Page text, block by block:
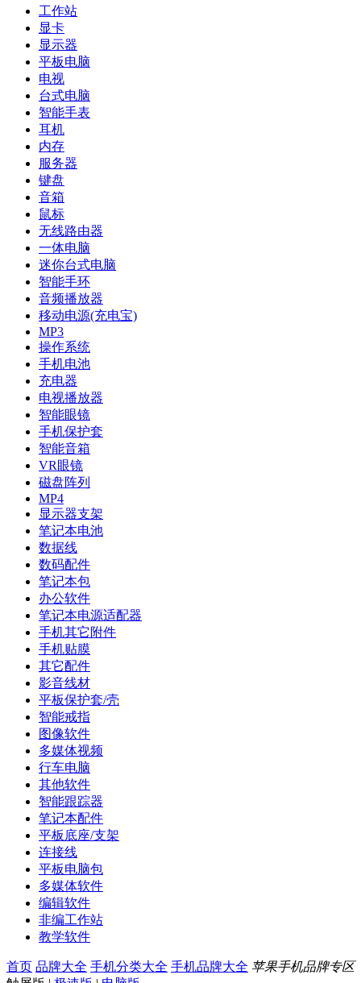
工作站
显卡
显示器
平板电脑
电视
台式电脑
智能手表
耳机
内存
服务器
键盘
音箱
鼠标
无线路由器
一体电脑
迷你台式电脑
智能手环
音频播放器
移动电源(充电宝)
MP3
操作系统
手机电池
充电器
电视播放器
智能眼镜
手机保护套
智能音箱
VR眼镜
磁盘阵列
MP4
显示器支架
笔记本电池
数据线
数码配件
笔记本包
办公软件
笔记本电源适配器
手机其它附件
手机贴膜
其它配件
影音线材
平板保护套/壳
智能戒指
图像软件
多媒体视频
行车电脑
其他软件
智能跟踪器
笔记本配件
平板底座/支架
连接线
平板电脑包
多媒体软件
编辑软件
非编工作站
教学软件
首页 品牌大全 手机分类大全 手机品牌大全 苹果手机品牌专区